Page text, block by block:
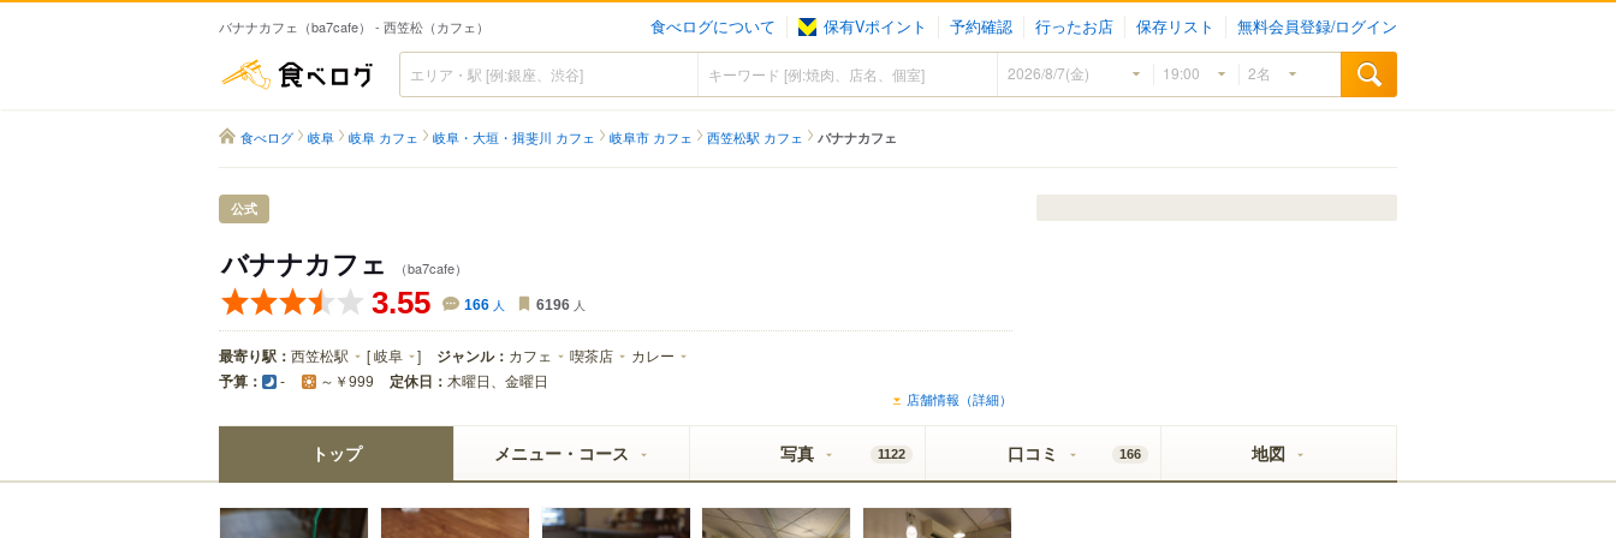
バナナカフェ（ba7cafe） - 西笠松（カフェ） 食べログについて 保有Vポイント 予約確認 行ったお店 保存リスト 無料会員登録/ログイン
食べログ
食べログ 岐阜 岐阜 カフェ 岐阜・大垣・揖斐川 カフェ 岐阜市 カフェ 西笠松駅 カフェ バナナカフェ
公式
バナナカフェ （ba7cafe）
3.55 166 人 6196 人
最寄り駅： 西笠松駅 [岐阜 ] ジャンル： カフェ 喫茶店 カレー
予算： - ～￥999 定休日： 木曜日、金曜日
店舗情報（詳細）
トップ メニュー・コース 写真 1122 口コミ 166 地図